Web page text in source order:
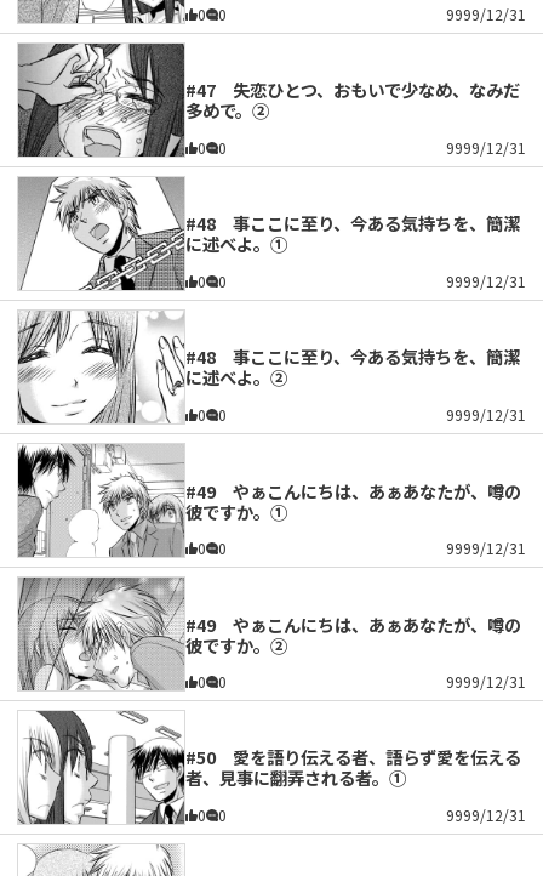
0 0 9999/12/31
#47 失恋ひとつ、おもいで少なめ、なみだ
多めで。②
0 0 9999/12/31
#48 事ここに至り、今ある気持ちを、簡潔
に述べよ。①
0 0 9999/12/31
#48 事ここに至り、今ある気持ちを、簡潔
に述べよ。②
0 0 9999/12/31
#49 やぁこんにちは、あぁあなたが、噂の
彼ですか。①
0 0 9999/12/31
#49 やぁこんにちは、あぁあなたが、噂の
彼ですか。②
0 0 9999/12/31
#50 愛を語り伝える者、語らず愛を伝える
者、見事に翻弄される者。①
0 0 9999/12/31